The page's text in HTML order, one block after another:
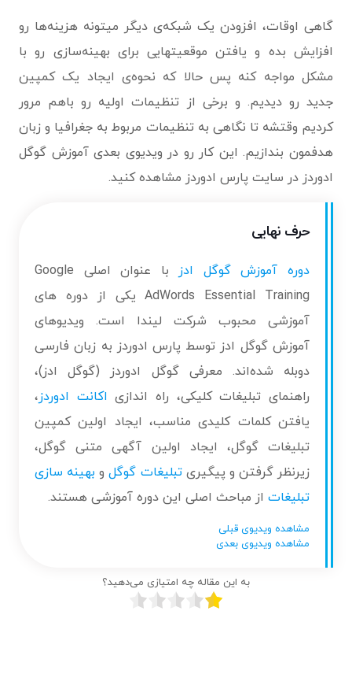
گاهی اوقات، افزودن یک شبکه‌ی دیگر میتونه هزینه‌ها رو
افزایش بده و یافتن موقعیتهایی برای بهینه‌سازی رو با
مشکل مواجه کنه پس حالا که نحوه‌ی ایجاد یک کمپین
جدید رو دیدیم. و برخی از تنظیمات اولیه رو باهم مرور
کردیم وقتشه تا نگاهی به تنظیمات مربوط به جغرافیا و زبان
هدفمون بندازیم. این کار رو در ویدیوی بعدی آموزش گوگل
ادوردز در سایت پارس ادوردز مشاهده کنید.
حرف نهایی
دوره آموزش گوگل ادز
با عنوان اصلی Google
AdWords Essential Training یکی از دوره های
آموزشی محبوب شرکت لیندا است. ویدیوهای
آموزش گوگل ادز توسط پارس ادوردز به زبان فارسی
دوبله شده‌اند. معرفی گوگل ادوردز (گوگل ادز)،
راهنمای تبلیغات کلیکی، راه اندازی اکانت ادوردز،
یافتن کلمات کلیدی مناسب، ایجاد اولین کمپین
تبلیغات گوگل، ایجاد اولین آگهی متنی گوگل،
زیرنظر گرفتن و پیگیریتبلیغات گوگلو بهینه سازی
تبلیغات از مباحث اصلی این دوره آموزشی هستند.
مشاهده ویدیوی قبلی
مشاهده ویدیوی بعدی
به این مقاله چه امتیازی می‌دهید؟